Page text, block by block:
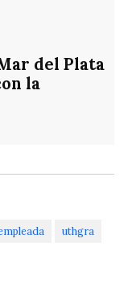
del Plata
la
uthgra